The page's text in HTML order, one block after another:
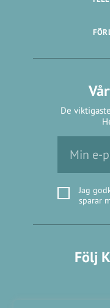
De
Jag
sparar
Följ